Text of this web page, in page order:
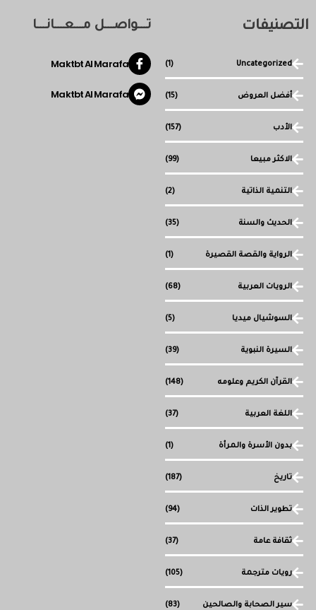
التصنيفات
Uncategorized
(1)
أفضل العروض (15)
الأدب (157)
الاكثر مبيعا (99)
التنمية الذاتية (2)
الحديث والسنة (35)
الرواية والقصة القصيرة (1)
الرويات العربية (68)
السوشيال ميديا (5)
السيرة النبوية (39)
القرآن الكريم وعلومه (148)
اللغة العربية (37)
بدون الأسرة والمرأة (1)
تاريخ (187)
تطوير الذات (94)
ثقافة عامة (37)
رويات مترجمة (105)
سير الصحابة والصالحين (83)
تـــواصـــل مـــعـــانـــا
Maktbt Al Marafa
Maktbt Al Marafa